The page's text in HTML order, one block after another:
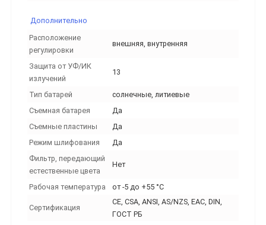
Дополнительно
Расположение
регулировки
внешняя, внутренняя
Защита от УФ/ИК
излучений
13
Тип батарей
солнечные, литиевые
Съемная батарея
Да
Съемные пластины
Да
Режим шлифования
Да
Фильтр, передающий
естественные цвета
Нет
Рабочая температура от -5 до +55 °C
Сертификация
CE, CSA, ANSI, AS/NZS, EAC, DIN,
ГОСТ РБ